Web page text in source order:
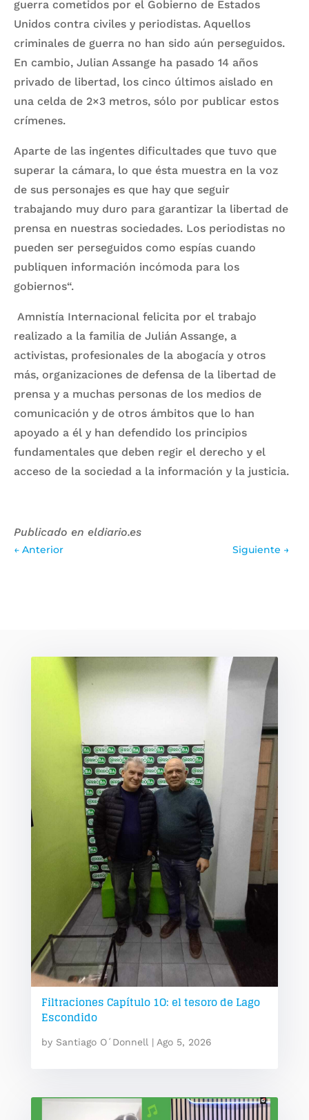
guerra cometidos por el Gobierno de Estados
Unidos contra civiles y periodistas. Aquellos
criminales de guerra no han sido aún perseguidos.
En cambio, Julian Assange ha pasado 14 años
privado de libertad, los cinco últimos aislado en
una celda de 2×3 metros, sólo por publicar estos
crímenes.
Aparte de las ingentes dificultades que tuvo que
superar la cámara, lo que ésta muestra en la voz
de sus personajes es que hay que seguir
trabajando muy duro para garantizar la libertad de
prensa en nuestras sociedades. Los periodistas no
pueden ser perseguidos como espías cuando
publiquen información incómoda para los
gobiernos“.
Amnistía Internacional felicita por el trabajo
realizado a la familia de Julián Assange, a
activistas, profesionales de la abogacía y otros
más, organizaciones de defensa de la libertad de
prensa y a muchas personas de los medios de
comunicación y de otros ámbitos que lo han
apoyado a él y han defendido los principios
fundamentales que deben regir el derecho y el
acceso de la sociedad a la información y la justicia.
Publicado en eldiario.es
← Anterior Siguiente →
Filtraciones Capítulo 1O: el tesoro de Lago
Escondido
by Santiago O´Donnell| Ago 5, 2026